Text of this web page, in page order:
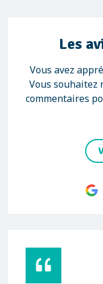
Les
Vous avez
Vous souhaitez
commentaires